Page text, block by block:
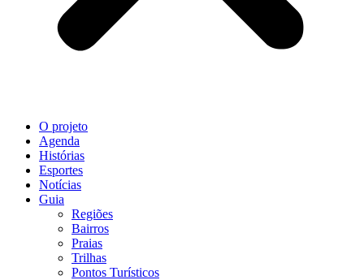
O projeto
Agenda
Histórias
Esportes
Notícias
Guia
Regiões
Bairros
Praias
Trilhas
Pontos Turísticos